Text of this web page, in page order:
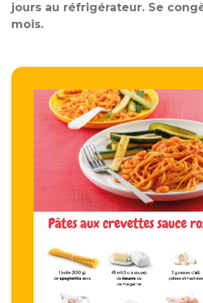
jours au réfrigérateur. Se
mois.